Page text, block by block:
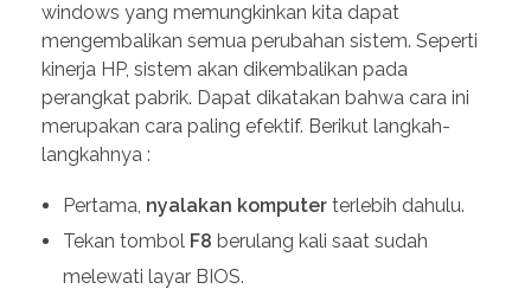
windows yang memungkinkan kita dapat
mengembalikan semua perubahan sistem. Seperti
kinerja HP, sistem akan dikembalikan pada
perangkat pabrik. Dapat dikatakan bahwa cara ini
merupakan cara paling efektif. Berikut langkah-
langkahnya :
Pertama, nyalakan komputerterlebih dahulu.
Tekan tombol F8 berulang kali saat sudah
melewati layar BIOS.